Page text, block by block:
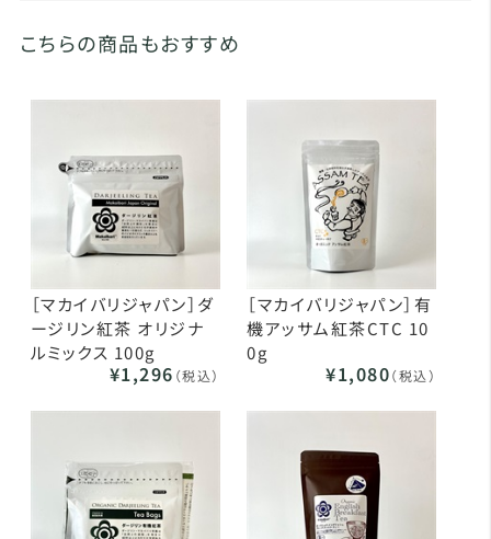
こちらの商品もおすすめ
［マカイバリジャパン］ダ
ージリン紅茶 オリジナ
ルミックス 100g
¥1,296 （税込）
［マカイバリジャパン］有
機アッサム紅茶CTC 10
0g
¥1,080（税込）